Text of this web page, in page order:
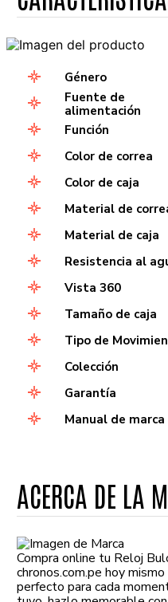
Género
Fuente de
alimentación
Función
Color de correa
Color de caja
Material de
Material de caja
Resistencia al
Vista 360
Tamaño de caja
Tipo de
Colección
Garantía
Manual de marca
ACERCA DE LA
Compra online tu Reloj
chronos.com.pe hoy
perfecto para cada